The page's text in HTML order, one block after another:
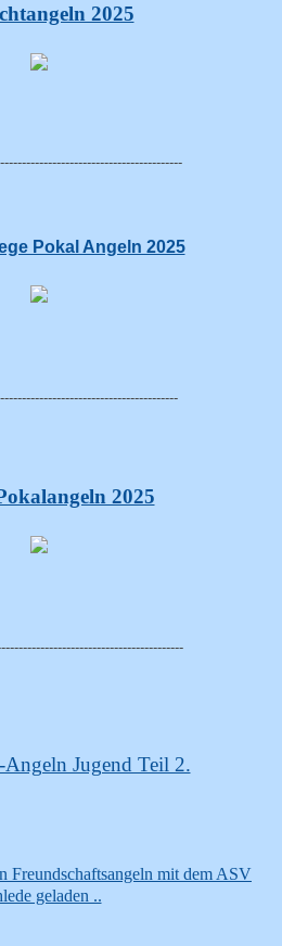
2025
Pokal Angeln 2025
2025
Angeln Jugend Teil 2.
Freundschaftsangeln mit dem ASV
geladen ..